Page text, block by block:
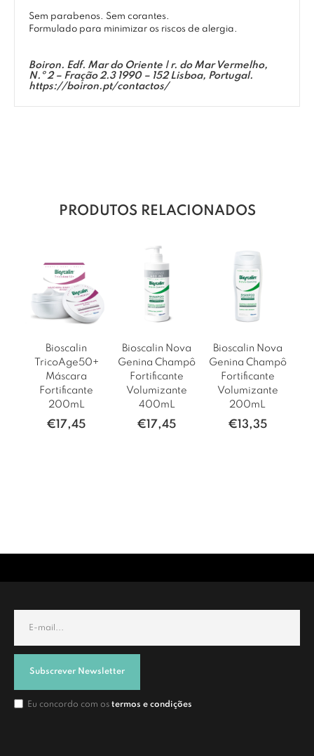
Sem parabenos. Sem corantes.
Formulado para minimizar os riscos de alergia.
Boiron. Edf. Mar do Oriente | r. do Mar Vermelho,
N.º 2 – Fração 2.3 1990 – 152 Lisboa, Portugal.
https://boiron.pt/contactos/
PRODUTOS RELACIONADOS
Bioscalin
TricoAge50+
Máscara
Fortificante
200mL
€17,45
Bioscalin Nova
Genina Champô
Fortificante
Volumizante
400mL
€17,45
Bioscalin Nova
Genina Champô
Fortificante
Volumizante
200mL
€13,35
Subscrever Newsletter
Eu concordo com os termos e condições